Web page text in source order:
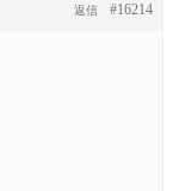
#16214
返信